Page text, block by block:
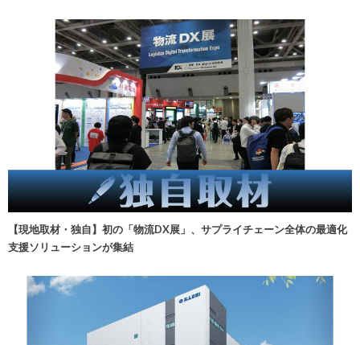
【現地取材・独自】初の「物流DX展」、サプライチェーン全体の最適化
支援ソリューションが集結